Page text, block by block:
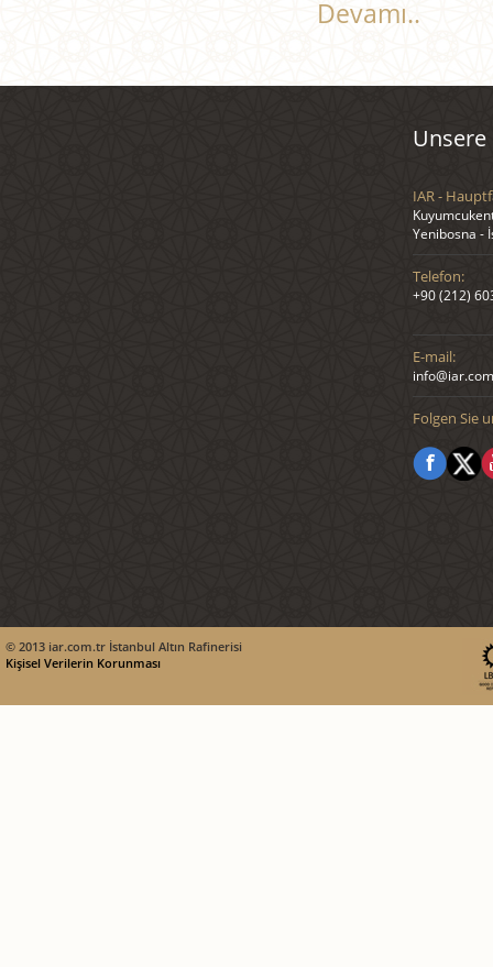
Devamı..
IAR -
Yenibosna -
Telefon:
+90 (212)
E-mail:
Folgen Sie
© 2013 iar.com.tr İstanbul Altın Rafinerisi
Kişisel Verilerin Korunması